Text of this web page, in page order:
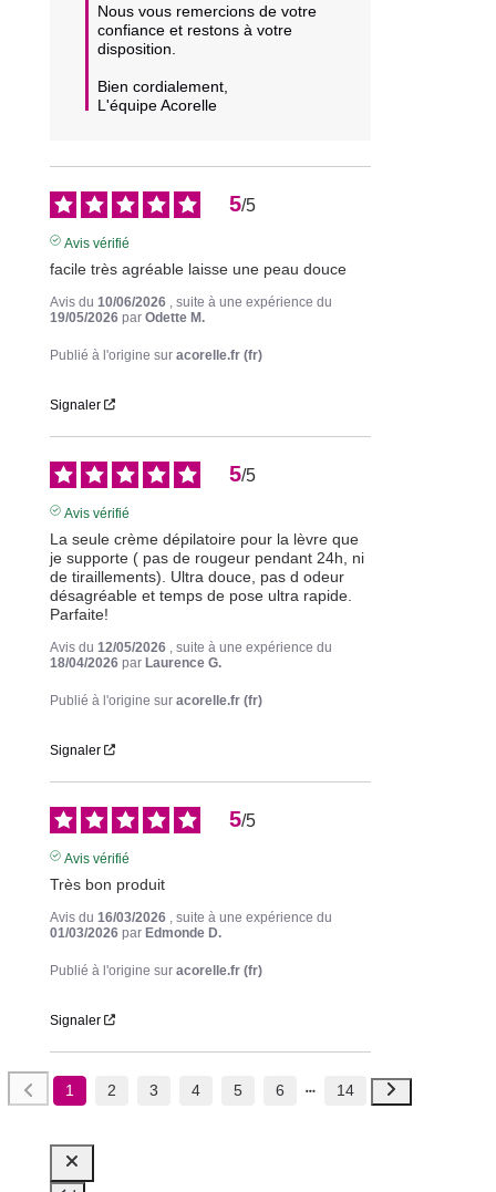
Nous vous remercions de votre
confiance et restons à votre
disposition.
Bien cordialement,
L'équipe Acorelle
5/5
Avis vérifié
facile très agréable laisse une peau douce
Avis du 10/06/2026 , suite à une expérience du
19/05/2026 par Odette M.
Publié à l'origine sur acorelle.fr (fr)
Signaler
5/5
Avis vérifié
La seule crème dépilatoire pour la lèvre que
je supporte ( pas de rougeur pendant 24h, ni
de tiraillements). Ultra douce, pas d odeur
désagréable et temps de pose ultra rapide.
Parfaite!
Avis du 12/05/2026 , suite à une expérience du
18/04/2026 par Laurence G.
Publié à l'origine sur acorelle.fr (fr)
Signaler
5/5
Avis vérifié
Très bon produit
Avis du 16/03/2026 , suite à une expérience du
01/03/2026 par Edmonde D.
Publié à l'origine sur acorelle.fr (fr)
Signaler
1 2 3 4 5 6 14